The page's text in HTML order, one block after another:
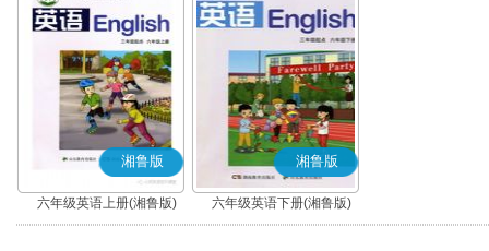
湘鲁版
六年级英语上册(湘鲁版)
湘鲁版
六年级英语下册(湘鲁版)